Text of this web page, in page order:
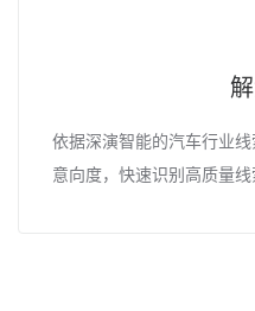
依据深演智能的汽车行业
意向度，快速识别高质量